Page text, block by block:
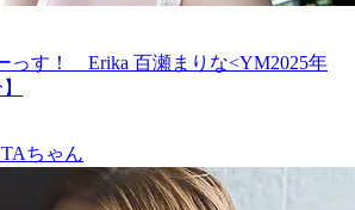
っす！ Erika 百瀬まりな<YM2025年
ちゃん